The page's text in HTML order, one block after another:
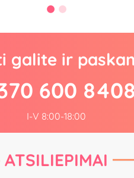
galite ir
600
I-V 8:00-18:00
ATSILIEPIMAI